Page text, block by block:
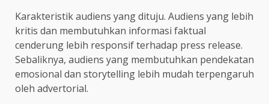
Karakteristik audiens yang dituju. Audiens yang lebih
kritis dan membutuhkan informasi faktual
cenderung lebih responsif terhadap press release.
Sebaliknya, audiens yang membutuhkan pendekatan
emosional dan storytelling lebih mudah terpengaruh
oleh advertorial.